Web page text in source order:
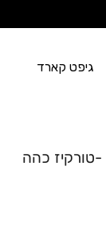
גיפט קארד